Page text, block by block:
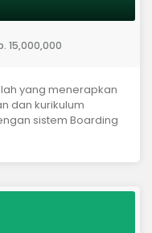
15,000,000
yang menerapkan
dan kurikulum
sistem Boarding